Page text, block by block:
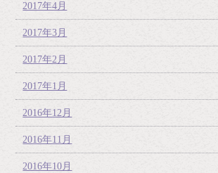
2017年4月
2017年3月
2017年2月
2017年1月
2016年12月
2016年11月
2016年10月